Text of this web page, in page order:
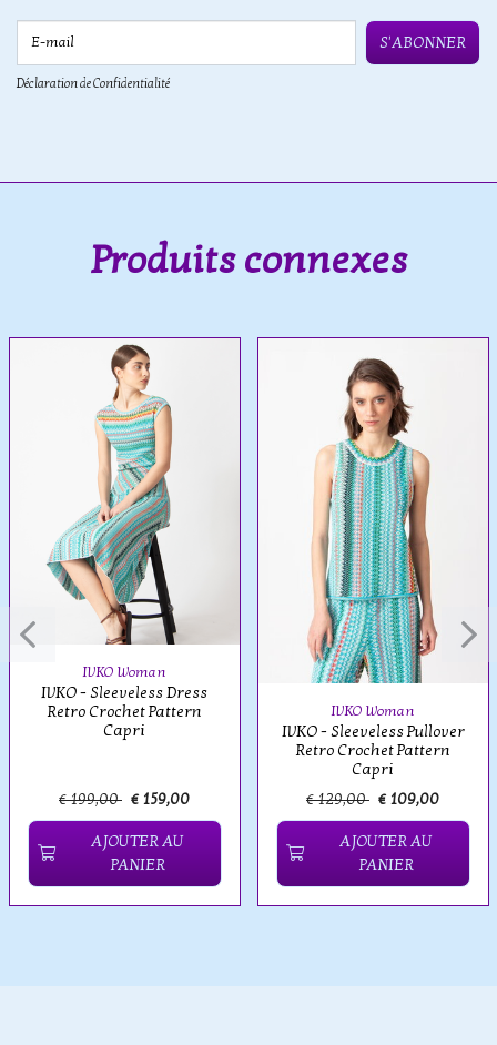
S'ABONNER
Déclaration de Confidentialité
Produits connexes
IVKO Woman
IVKO - Sleeveless Dress
Retro Crochet Pattern
Capri
€ 199,00 € 159,00
AJOUTER AU
PANIER
IVKO Woman
IVKO - Sleeveless Pullover
Retro Crochet Pattern
Capri
€ 129,00 € 109,00
AJOUTER AU
PANIER